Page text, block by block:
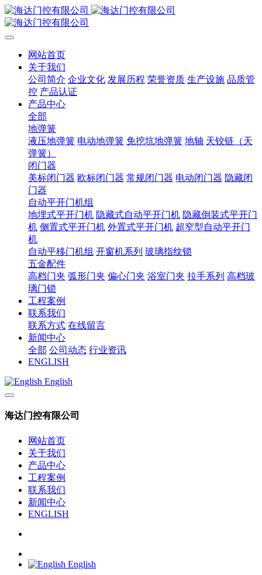
网站首页
关于我们
公司简介 企业文化 发展历程 荣誉资质 生产设施 品质管
控 产品认证
产品中心
全部
地弹簧
液压地弹簧 电动地弹簧 免挖坑地弹簧 地轴 天铰链（天
弹簧）
闭门器
美标闭门器 欧标闭门器 常规闭门器 电动闭门器 隐藏闭
门器
自动平开门机组
地埋式平开门机 隐藏式自动平开门机 隐藏倒装式平开门
机 侧置式平开门机 外置式平开门机 超窄型自动平开门
机
自动平移门机组 开窗机系列 玻璃指纹锁
五金配件
高档门夹 弧形门夹 偏心门夹 浴室门夹 拉手系列 高档玻
璃门锁
工程案例
联系我们
联系方式 在线留言
新闻中心
全部 公司动态 行业资讯
ENGLISH
English
海达门控有限公司
网站首页
关于我们
产品中心
工程案例
联系我们
新闻中心
ENGLISH
English